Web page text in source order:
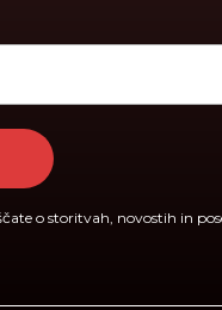
o storitvah, novostih in